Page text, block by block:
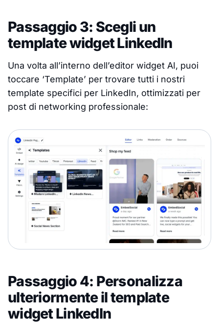
Passaggio 3: Scegli un
template widget LinkedIn
Una volta all’interno dell’editor widget AI, puoi
toccare ‘Template’ per trovare tutti i nostri
template specifici per LinkedIn, ottimizzati per
post di networking professionale:
Passaggio 4: Personalizza
ulteriormente il template
widget LinkedIn